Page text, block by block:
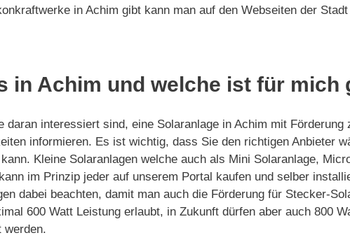
in Achim gibt kann man auf den Webseiten der
in Achim und welche ist für mich
daran interessiert sind, eine Solaranlage in Achim mit
informieren. Es ist wichtig, dass Sie den richtigen Anbieter
Kleine Solaranlagen welche auch als Mini Solaranlage,
im Prinzip jeder auf unserem Portal kaufen und selber
dabei beachten, damit man auch die Förderung für Stecker-
600 Watt Leistung erlaubt, in Zukunft dürfen aber auch 800
werden.